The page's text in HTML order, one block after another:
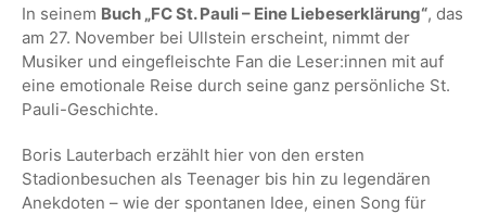
In seinem Buch „FC St. Pauli – Eine Liebeserklärung“, das
am 27. November bei Ullstein erscheint, nimmt der
Musiker und eingefleischte Fan die Leser:innen mit auf
eine emotionale Reise durch seine ganz persönliche St.
Pauli-Geschichte.
Boris Lauterbach erzählt hier von den ersten
Stadionbesuchen als Teenager bis hin zu legendären
Anekdoten – wie der spontanen Idee, einen Song für